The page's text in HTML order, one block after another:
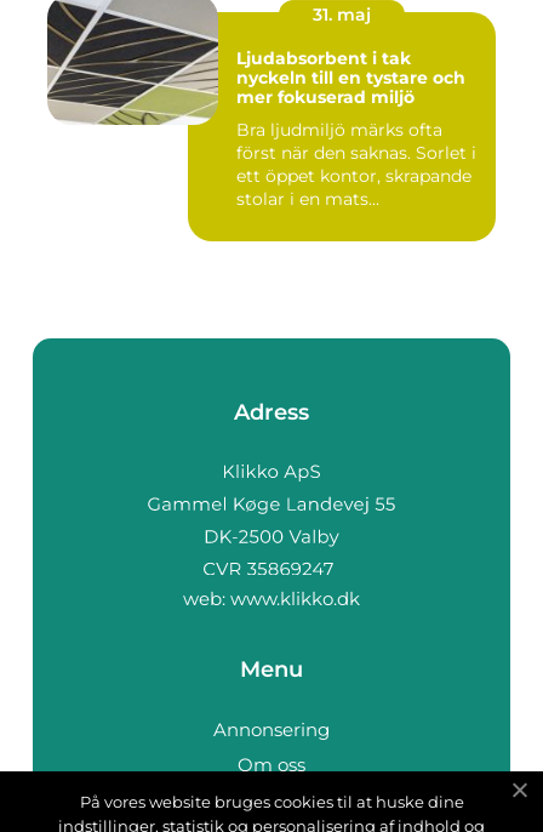
31. maj
Ljudabsorbent i tak
nyckeln till en tystare och
mer fokuserad miljö
Bra ljudmiljö märks ofta
först när den saknas. Sorlet i
ett öppet kontor, skrapande
stolar i en mats...
Adress
web: www.klikko.dk
Menu
Annonsering
Om oss
Cookies
På vores website bruges cookies til at huske dine
indstillinger, statistik og personalisering af indhold og